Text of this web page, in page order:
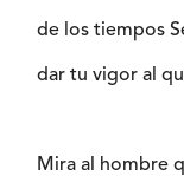
de los tiempos
dar tu vigor al
Mira al hombre